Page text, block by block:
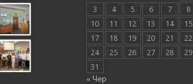
« Чер
3
4 5 6 7 8
10
11 12 13 14 15
17
18 19 20 21 22
24
25 26 27 28 29
31